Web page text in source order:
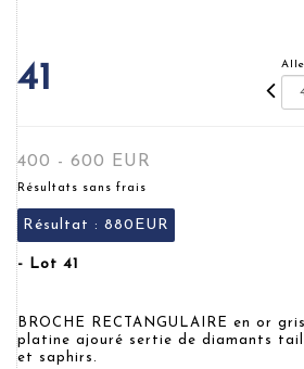
41
400 - 600 EUR
Résultats sans frais
Résultat : 880EUR
- Lot 41
BROCHE RECTANGULAIRE en or
platine ajouré sertie de diamants
et saphirs.